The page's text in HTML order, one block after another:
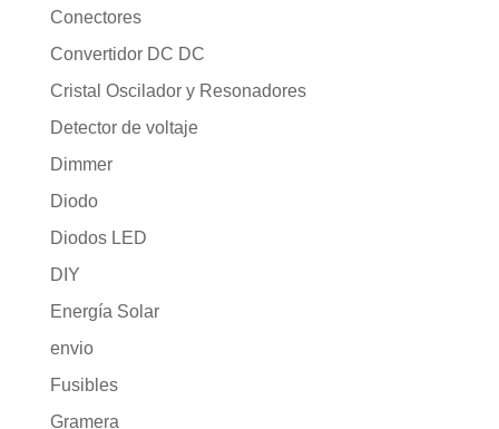
Conectores
Convertidor DC DC
Cristal Oscilador y Resonadores
Detector de voltaje
Dimmer
Diodo
Diodos LED
DIY
Energía Solar
envio
Fusibles
Gramera